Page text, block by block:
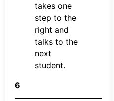
takes one
step to the
right and
talks to the
next
student.
6